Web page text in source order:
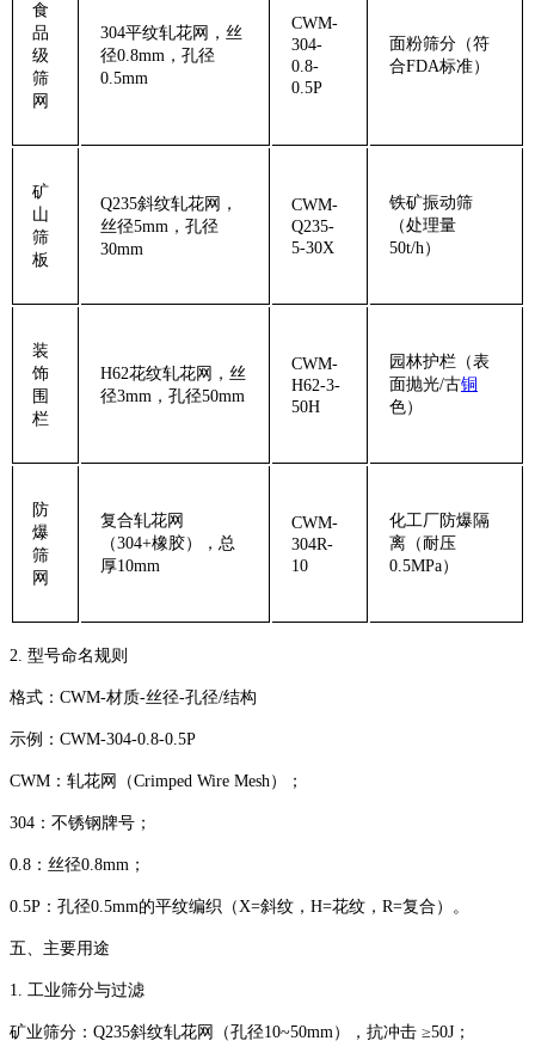
‌食
品
级
筛
网‌
304平纹轧花网，丝
径0.8mm，孔径
0.5mm
CWM-
304-
0.8-
0.5P
面粉筛分（符
合FDA标准）
‌矿
山
筛
板‌
Q235斜纹轧花网，
丝径5mm，孔径
30mm
CWM-
Q235-
5-30X
铁矿振动筛
（处理量
50t/h）
‌装
饰
围
栏‌
H62花纹轧花网，丝
径3mm，孔径50mm
CWM-
H62-3-
50H
园林护栏（表
面抛光/古铜
色）
‌防
爆
筛
网‌
复合轧花网
（304+橡胶），总
厚10mm
CWM-
304R-
10
化工厂防爆隔
离（耐压
0.5MPa）
‌2. 型号命名规则‌
‌格式‌：CWM-材质-丝径-孔径/结构
‌示例‌：‌CWM-304-0.8-0.5P‌
‌CWM‌：轧花网（Crimped Wire Mesh）；
‌304‌：不锈钢牌号；
‌0.8‌：丝径0.8mm；
‌0.5P‌：孔径0.5mm的平纹编织（X=斜纹，H=花纹，R=复合）。
‌五、主要用途‌
‌1. 工业筛分与过滤‌
‌矿业筛分‌：Q235斜纹轧花网（孔径10~50mm），抗冲击 ‌≥50J‌；